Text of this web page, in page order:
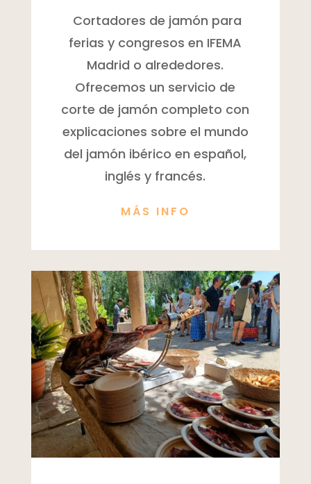
Cortadores de jamón para
ferias y congresos en IFEMA
Madrid o alrededores.
Ofrecemos un servicio de
corte de jamón completo con
explicaciones sobre el mundo
del jamón ibérico en español,
inglés y francés.
MÁS INFO